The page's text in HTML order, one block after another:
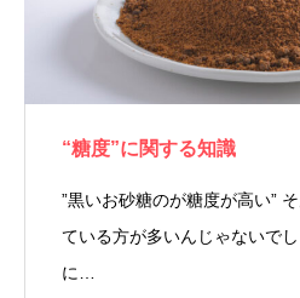
“糖度”に関する知識
”黒いお砂糖のが糖度が高い”
ている方が多いんじゃないで
に…